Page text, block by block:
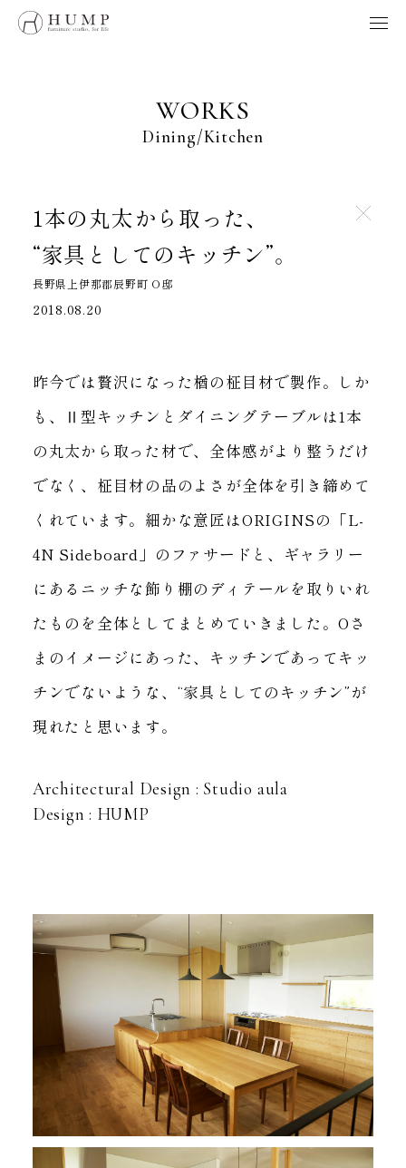
お問い合わせ
Follow us
WORKS
Dining Kitchen
1本の丸太から取った、
“家具としてのキッチン”。
長野県上伊那郡辰野町 O邸
2018.08.20
昨今では贅沢になった楢の柾目材で製作。 しか
も、Ⅱ型キッチンとダイニングテーブルは1本
の丸太から取った材で、 全体感がより整うだけ
でなく、柾目材の品のよさが全体を引き締めて
くれています。 細かな意匠はORIGINSの「L-
4N Sideboard」のファサードと、 ギャラリー
にあるニッチな飾り棚のディテールを取りいれ
たものを全体としてまとめていきました。Oさ
まのイメージにあった、キッチンであってキッ
チンでないような、 “家具としてのキッチン”が
現れたと思います。
Architectural Design : Studio aula
Design : HUMP